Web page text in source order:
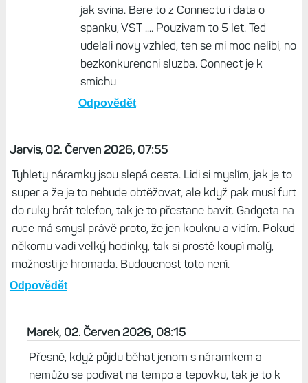
jak svina. Bere to z Connectu i data o
spanku, VST .... Pouzivam to 5 let. Ted
udelali novy vzhled, ten se mi moc nelibi, no
bezkonkurencni sluzba. Connect je k
smichu
Odpovědět
Jarvis, 02. Červen 2026, 07:55
Tyhlety náramky jsou slepá cesta. Lidi si myslím, jak je to
super a že je to nebude obtěžovat, ale když pak musí furt
do ruky brát telefon, tak je to přestane bavit. Gadgeta na
ruce má smysl právě proto, že jen kouknu a vidím. Pokud
někomu vadí velký hodinky, tak si prostě koupí malý,
možnosti je hromada. Budoucnost toto není.
Odpovědět
Marek, 02. Červen 2026, 08:15
Přesně, když půjdu běhat jenom s náramkem a
nemůžu se podívat na tempo a tepovku, tak je to k